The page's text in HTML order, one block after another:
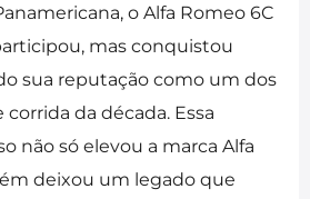
o Alfa Romeo 6C
mas conquistou
sua reputação como um dos
da década. Essa
não só elevou a marca Alfa
deixou um legado que